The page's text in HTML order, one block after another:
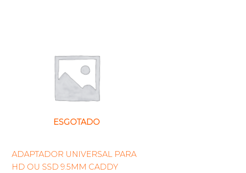
ESGOTADO
ADAPTADOR UNIVERSAL PARA
HD OU SSD 9.5MM CADDY